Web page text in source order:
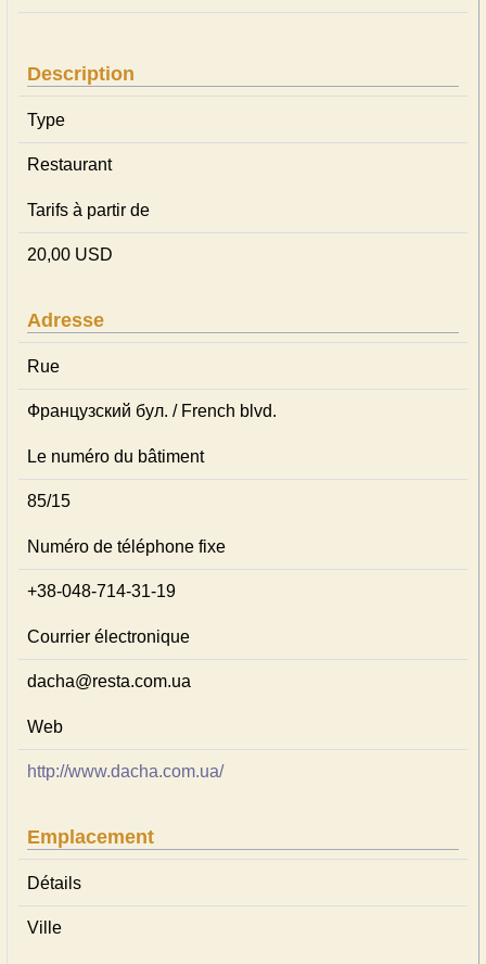
Description
Type
Restaurant
Tarifs à partir de
20,00 USD
Adresse
Rue
Французский бул. / French blvd.
Le numéro du bâtiment
85/15
Numéro de téléphone fixe
+38-048-714-31-19
Courrier électronique
dacha@resta.com.ua
Web
http://www.dacha.com.ua/
Emplacement
Détails
Ville